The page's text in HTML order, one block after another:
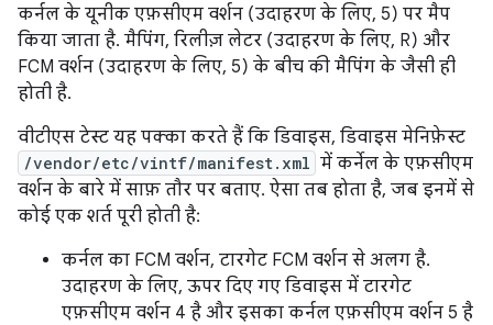
कर्नल के यूनीक एफ़सीएम वर्शन (उदाहरण के लिए, 5) पर मैप
किया जाता है. मैपिंग, रिलीज़ लेटर (उदाहरण के लिए, R) और
FCM वर्शन (उदाहरण के लिए, 5) के बीच की मैपिंग के जैसी ही
होती है.
वीटीएस टेस्ट यह पक्का करते हैं कि डिवाइस, डिवाइस मेनिफ़ेस्ट
/vendor/etc/vintf/manifest.xml में कर्नेल के एफ़सीएम
वर्शन के बारे में साफ़ तौर पर बताए. ऐसा तब होता है, जब इनमें से
कोई एक शर्त पूरी होती है:
कर्नल का FCM वर्शन, टारगेट FCM वर्शन से अलग है.
उदाहरण के लिए, ऊपर दिए गए डिवाइस में टारगेट
एफ़सीएम वर्शन 4 है और इसका कर्नल एफ़सीएम वर्शन 5 है